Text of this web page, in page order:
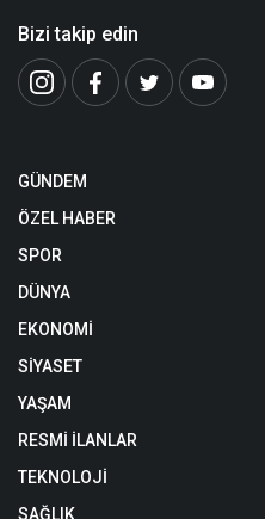
Bizi takip edin
GÜNDEM
ÖZEL HABER
SPOR
DÜNYA
EKONOMİ
SİYASET
YAŞAM
RESMİ İLANLAR
TEKNOLOJİ
SAĞLIK